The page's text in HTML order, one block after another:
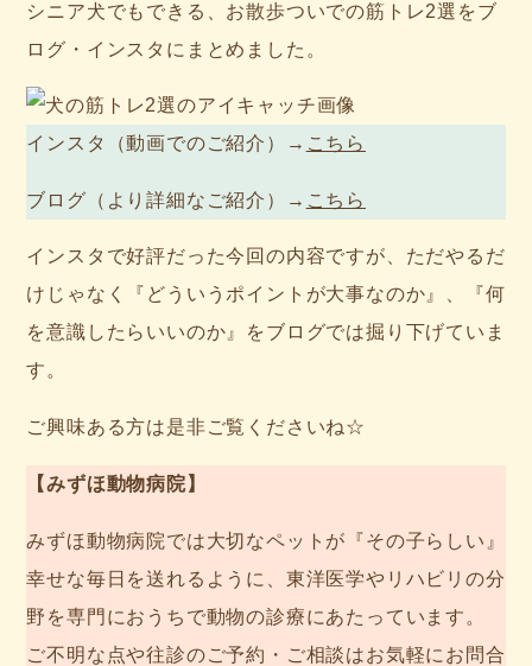
シニア犬でもできる、お散歩ついでの筋トレ2選をブ
ログ・インスタにまとめました。
インスタ（動画でのご紹介）→ こちら
ブログ（より詳細なご紹介）→ こちら
インスタで好評だった今回の内容ですが、ただやるだ
けじゃなく『どういうポイントが大事なのか』、『何
を意識したらいいのか』をブログでは掘り下げていま
す。
ご興味ある方は是非ご覧くださいね☆
【みずほ動物病院】
みずほ動物病院では大切なペットが『その子らしい』
幸せな毎日を送れるように、東洋医学やリハビリの分
野を専門におうちで動物の診療にあたっています。
ご不明な点や往診のご予約・ご相談はお気軽にお問合